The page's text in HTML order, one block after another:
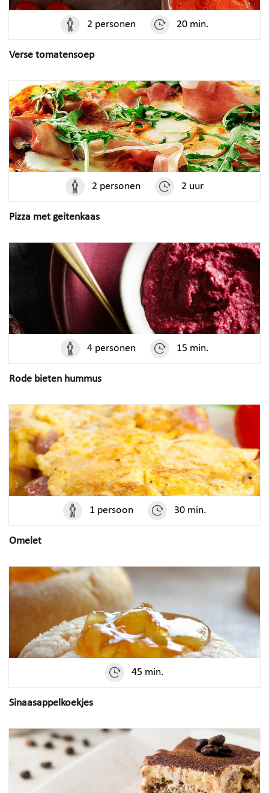
2 personen 20 min.
Verse tomatensoep
2 personen 2 uur
Pizza met geitenkaas
4 personen 15 min.
Rode bieten hummus
1 persoon 30 min.
Omelet
45 min.
Sinaasappelkoekjes